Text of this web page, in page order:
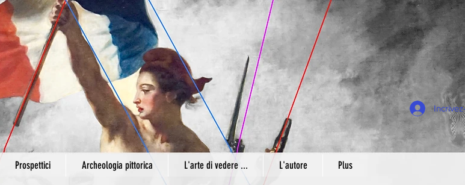
Prospettici Archeologia pittorica L'arte di vedere ... L'autore Plus